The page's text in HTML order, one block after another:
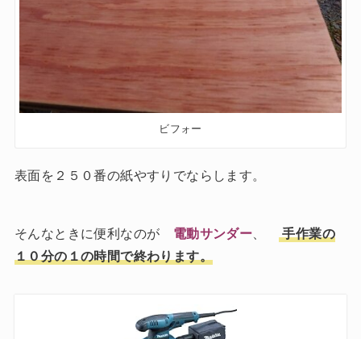
ビフォー
表面を２５０番の紙やすりでならします。
そんなときに便利なのが 電動サンダー
手作業の
１０分の１の時間で終わります。